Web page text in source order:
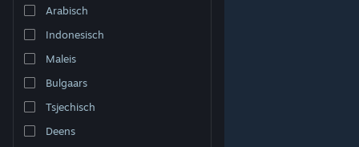
Arabisch
Indonesisch
Maleis
Bulgaars
Tsjechisch
Deens